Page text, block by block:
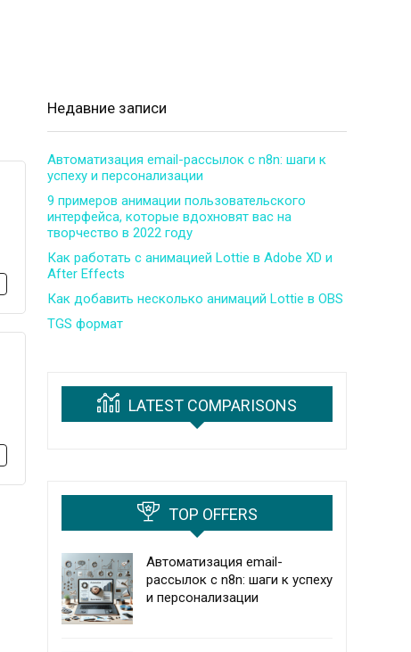
Недавние записи
Автоматизация email-рассылок с n8n: шаги к
успеху и персонализации
9 примеров анимации пользовательского
интерфейса, которые вдохновят вас на
творчество в 2022 году
Как работать с анимацией Lottie в Adobe XD и
After Effects
Как добавить несколько анимаций Lottie в OBS
TGS формат
LATEST COMPARISONS
TOP OFFERS
Автоматизация email-
рассылок с n8n: шаги к успеху
и персонализации